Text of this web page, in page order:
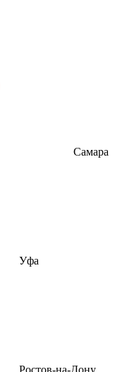
Самара
Уфа
Ростов-на-Дону